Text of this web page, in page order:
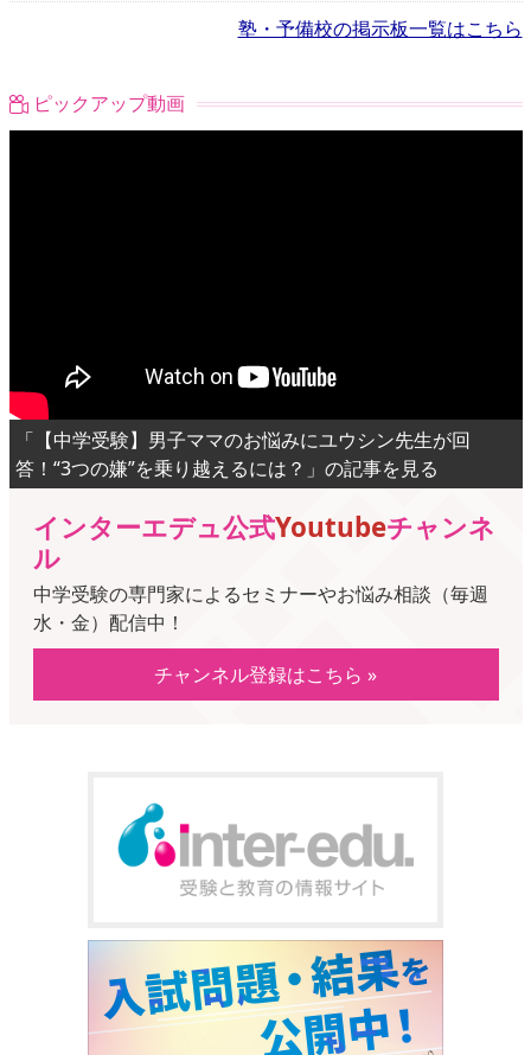
塾・予備校の掲示板一覧はこちら
ピックアップ動画
「【中学受験】男子ママのお悩みにユウシン先生が回
答！“3つの嫌”を乗り越えるには？」の記事を見る
インターエデュ公式Youtubeチャンネ
ル
中学受験の専門家によるセミナーやお悩み相談（毎週
水・金）配信中！
チャンネル登録はこちら »